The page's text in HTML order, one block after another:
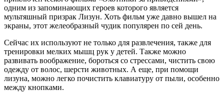
одним из запоминающих героев которого является
мультяшный призрак Лизун. Хоть фильм уже давно вышел на
экраны, этот желеобразный чудик популярен по сей день.
Сейчас их используют не только для развлечения, также для
тренировки мелких мышц рук у детей. Также можно
развивать воображение, бороться со стрессами, чистить свою
одежду от волос, шерсти животных. А еще, при помощи
лизуна, можно легко почистить клавиатуру от пыли, особенно
между кнопками.